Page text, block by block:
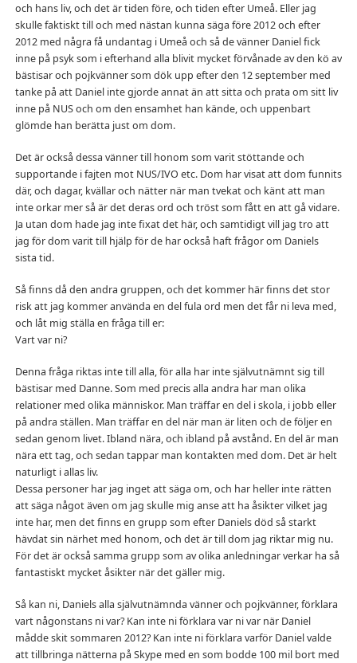
och hans liv, och det är tiden före, och tiden efter Umeå. Eller jag
skulle faktiskt till och med nästan kunna säga före 2012 och efter
2012 med några få undantag i Umeå och så de vänner Daniel fick
inne på psyk som i efterhand alla blivit mycket förvånade av den kö av
bästisar och pojkvänner som dök upp efter den 12 september med
tanke på att Daniel inte gjorde annat än att sitta och prata om sitt liv
inne på NUS och om den ensamhet han kände, och uppenbart
glömde han berätta just om dom.
Det är också dessa vänner till honom som varit stöttande och
supportande i fajten mot NUS/IVO etc. Dom har visat att dom funnits
där, och dagar, kvällar och nätter när man tvekat och känt att man
inte orkar mer så är det deras ord och tröst som fått en att gå vidare.
Ja utan dom hade jag inte fixat det här, och samtidigt vill jag tro att
jag för dom varit till hjälp för de har också haft frågor om Daniels
sista tid.
Så finns då den andra gruppen, och det kommer här finns det stor
risk att jag kommer använda en del fula ord men det får ni leva med,
och låt mig ställa en fråga till er:
Vart var ni?
Denna fråga riktas inte till alla, för alla har inte självutnämnt sig till
bästisar med Danne. Som med precis alla andra har man olika
relationer med olika människor. Man träffar en del i skola, i jobb eller
på andra ställen. Man träffar en del när man är liten och de följer en
sedan genom livet. Ibland nära, och ibland på avstånd. En del är man
nära ett tag, och sedan tappar man kontakten med dom. Det är helt
naturligt i allas liv.
Dessa personer har jag inget att säga om, och har heller inte rätten
att säga något även om jag skulle mig anse att ha åsikter vilket jag
inte har, men det finns en grupp som efter Daniels död så starkt
hävdat sin närhet med honom, och det är till dom jag riktar mig nu.
För det är också samma grupp som av olika anledningar verkar ha så
fantastiskt mycket åsikter när det gäller mig.
Så kan ni, Daniels alla självutnämnda vänner och pojkvänner, förklara
vart någonstans ni var? Kan inte ni förklara var ni var när Daniel
mådde skit sommaren 2012? Kan inte ni förklara varför Daniel valde
att tillbringa nätterna på Skype med en som bodde 100 mil bort med